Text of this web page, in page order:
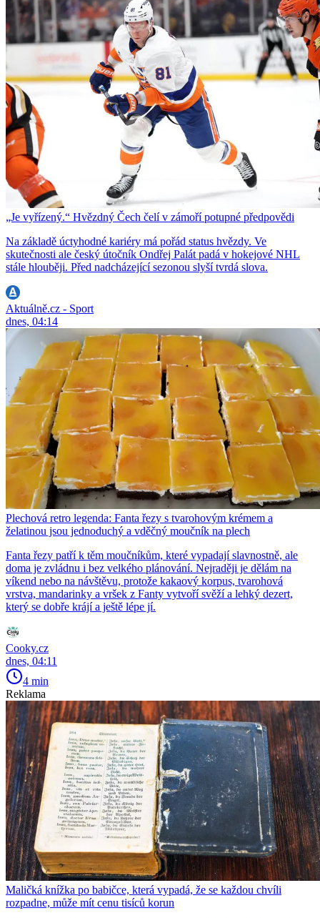
„Je vyřízený.“ Hvězdný Čech čelí v zámoří potupné předpovědi
Na základě úctyhodné kariéry má pořád status hvězdy. Ve
skutečnosti ale český útočník Ondřej Palát padá v hokejové NHL
stále hlouběji. Před nadcházející sezonou slyší tvrdá slova.
Aktuálně.cz - Sport
dnes, 04:14
Plechová retro legenda: Fanta řezy s tvarohovým krémem a
želatinou jsou jednoduchý a vděčný moučník na plech
Fanta řezy patří k těm moučníkům, které vypadají slavnostně, ale
doma je zvládnu i bez velkého plánování. Nejraději je dělám na
víkend nebo na návštěvu, protože kakaový korpus, tvarohová
vrstva, mandarinky a vršek z Fanty vytvoří svěží a lehký dezert,
který se dobře krájí a ještě lépe jí.
Cooky.cz
dnes, 04:11
4 min
Reklama
Maličká knížka po babičce, která vypadá, že se každou chvíli
rozpadne, může mít cenu tisíců korun